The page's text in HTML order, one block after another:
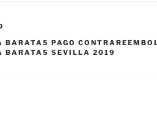
BARATAS PAGO
BARATAS SEVILLA 2019